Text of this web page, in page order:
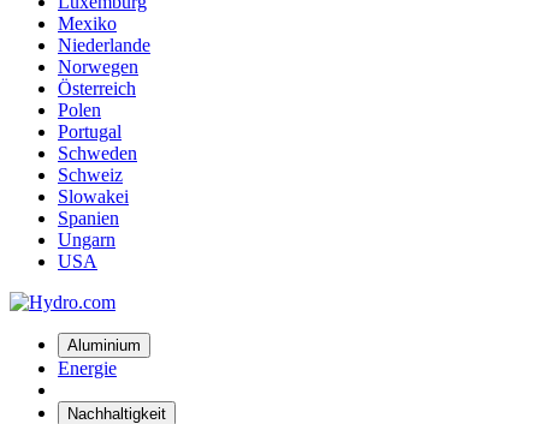
Mexiko
Niederlande
Norwegen
Österreich
Polen
Portugal
Schweden
Schweiz
Slowakei
Spanien
Ungarn
USA
Aluminium
Energie
Nachhaltigkeit